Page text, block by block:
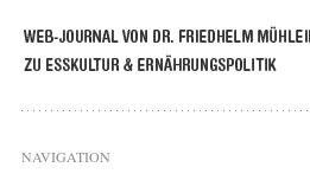
NAVIGATION